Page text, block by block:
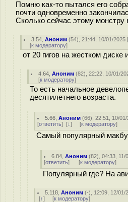
Помню как-то пытался его
почти одновременно
Сколько сейчас этому монстру
3.54 ,Аноним (54), 21:44, 10/01/2025
[к модератору]
от 20 гигов на жестком диске
4.64 ,Аноним (82), 22:22, 10/01/
[к модератору]
То есть начальное
десятилетнего возраста.
5.66 ,Аноним (66), 22:51, 10/
[ответить] [↓] [к модератору]
Самый популярный
6.84 ,Аноним (82), 04:33, 11/
[ответить] [к модератору]
Популярный где? На
5.118 ,Аноним (-), 12:09, 12/01/
[↑] [к модератору]